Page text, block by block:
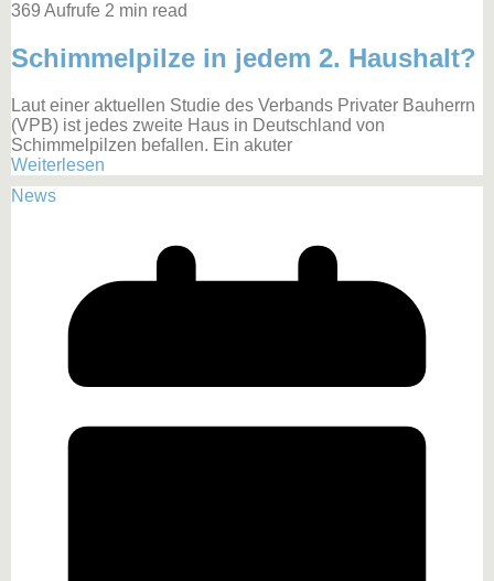
369 Aufrufe 2 min read
Schimmelpilze in jedem 2. Haushalt?
Laut einer aktuellen Studie des Verbands Privater Bauherrn
(VPB) ist jedes zweite Haus in Deutschland von
Schimmelpilzen befallen. Ein akuter
Weiterlesen
News